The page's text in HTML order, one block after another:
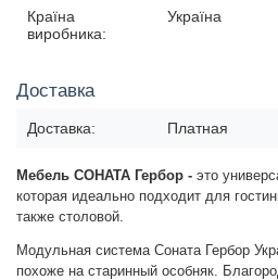
Країна
виробника:
Україна
Доставка
Доставка: Платная
Мебель СОНАТА Гербор - это
которая идеально подходит для
также столовой.
Модульная система Соната Гербор
похоже на старинный особняк.